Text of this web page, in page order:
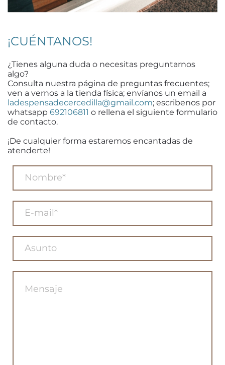
¡CUÉNTANOS!
¿Tienes alguna duda o necesitas preguntarnos
algo?
Consulta nuestra página de preguntas frecuentes;
ven a vernos a la tienda física; envíanos un email a
ladespensadecercedilla@gmail.com; escribenos por
whatsapp 692106811 o rellena el siguiente formulario
de contacto.
¡De cualquier forma estaremos encantadas de
atenderte!